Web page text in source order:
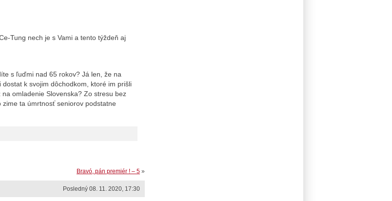
Tung nech je s Vami a tento týždeň aj
s ľuďmi nad 65 rokov? Já len, že na
k svojim dôchodkom, ktoré im prišli
omladenie Slovenska? Zo stresu bez
ta úmrtnosť seniorov podstatne
Bravó, pán premiér ! – 5 »
Posledný 08. 11. 2020, 17:30